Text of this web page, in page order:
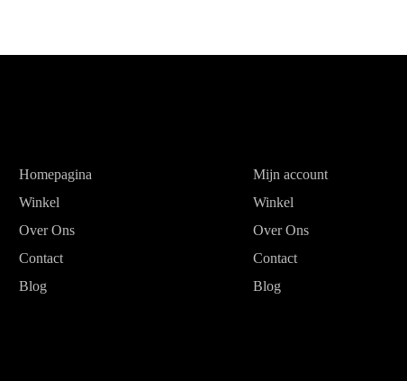
Homepagina
Winkel
Over Ons
Contact
Blog
Mijn account
Winkel
Over Ons
Contact
Blog